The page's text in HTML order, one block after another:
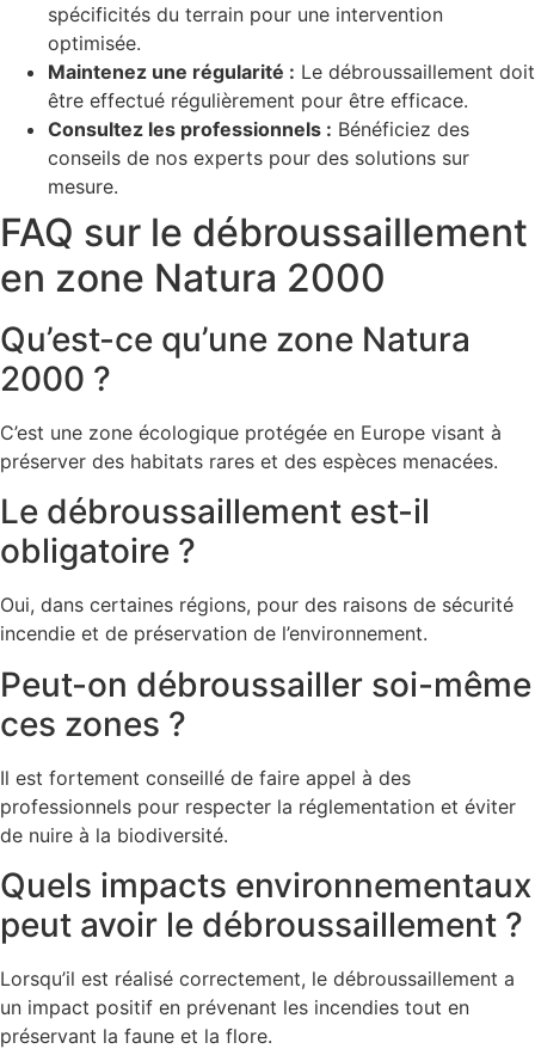
spécificités du terrain pour une intervention
optimisée.
Maintenez une régularité : Le débroussaillement doit
être effectué régulièrement pour être efficace.
Consultez les professionnels : Bénéficiez des
conseils de nos experts pour des solutions sur
mesure.
FAQ sur le débroussaillement
en zone Natura 2000
Qu’est-ce qu’une zone Natura
2000 ?
C’est une zone écologique protégée en Europe visant à
préserver des habitats rares et des espèces menacées.
Le débroussaillement est-il
obligatoire ?
Oui, dans certaines régions, pour des raisons de sécurité
incendie et de préservation de l’environnement.
Peut-on débroussailler soi-même
ces zones ?
Il est fortement conseillé de faire appel à des
professionnels pour respecter la réglementation et éviter
de nuire à la biodiversité.
Quels impacts environnementaux
peut avoir le débroussaillement ?
Lorsqu’il est réalisé correctement, le débroussaillement a
un impact positif en prévenant les incendies tout en
préservant la faune et la flore.